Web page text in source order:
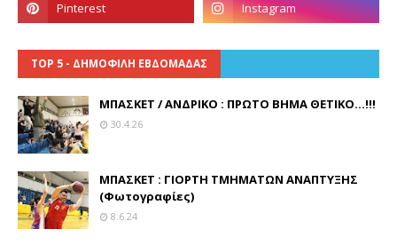
TOP 5 - ΔΗΜΟΦΙΛΗ ΕΒΔΟΜΑΔΑΣ
ΜΠΑΣΚΕΤ / ΑΝΔΡΙΚΟ : ΠΡΩΤΟ ΒΗΜΑ ΘΕΤΙΚΟ...!!!
30.4.26
ΜΠΑΣΚΕΤ : ΓΙΟΡΤΗ ΤΜΗΜΑΤΩΝ ΑΝΑΠΤΥΞΗΣ
(Φωτογραφίες)
8.6.24